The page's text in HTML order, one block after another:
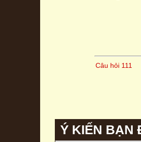
Câu hỏi 111
Ý KIẾN BẠN